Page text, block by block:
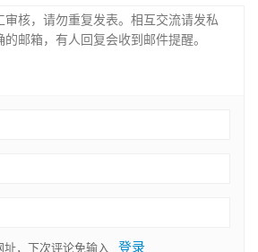
，下次评论免输入 登录